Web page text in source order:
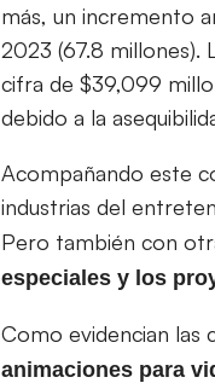
más, un incremento
2023 (67.8 millones).
cifra de $39,099
debido a la
Acompañando este
industrias del
Pero también con
especiales y los
Como evidencian las
animaciones para